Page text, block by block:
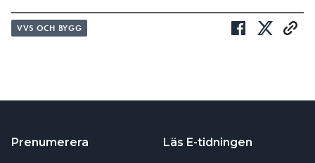
VVS OCH BYGG
Prenumerera Läs E-tidningen